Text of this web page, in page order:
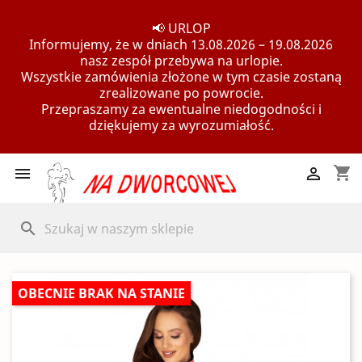
📢 URLOP
Informujemy, że w dniach 13.08.2026 – 19.08.2026
nasz zespół przebywa na urlopie.
Wszystkie zamówienia złożone w tym czasie zostaną
zrealizowane po powrocie.
Przepraszamy za ewentualne niedogodności i
dziękujemy za wyrozumiałość.
 shopping_cart

search
OBECNIE BRAK NA STANIE